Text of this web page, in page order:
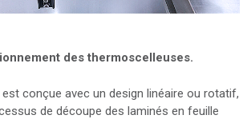
des thermoscelleuses.
conçue avec un design linéaire ou rotatif,
de découpe des laminés en feuille